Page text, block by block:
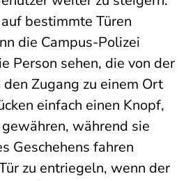
bestimmte Türen
die Campus-Polizei
Person sehen, die von der
Zugang zu einem Ort
einfach einen Knopf,
während sie
Geschehens fahren
zu entriegeln, wenn der